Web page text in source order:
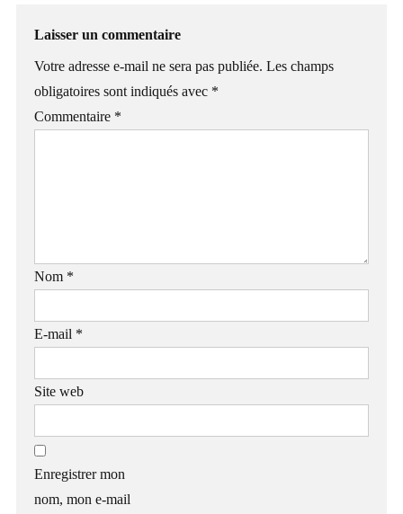
Laisser un commentaire
Votre adresse e-mail ne sera pas publiée. Les champs
obligatoires sont indiqués avec *
Commentaire *
Nom *
E-mail *
Site web
Enregistrer mon
nom, mon e-mail